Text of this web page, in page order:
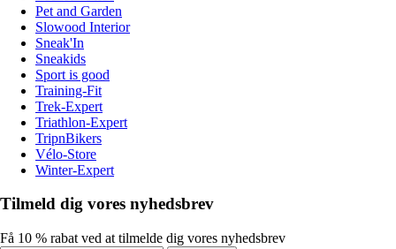
Pet and Garden
Slowood Interior
Sneak'In
Sneakids
Sport is good
Training-Fit
Trek-Expert
Triathlon-Expert
TripnBikers
Vélo-Store
Winter-Expert
Tilmeld dig vores nyhedsbrev
Få 10 % rabat ved at tilmelde dig vores nyhedsbrev